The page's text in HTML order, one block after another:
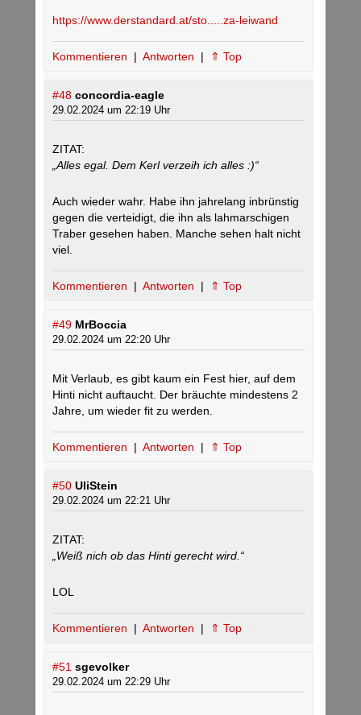
https://www.derstandard.at/sto.....za-leiwand
Kommentieren | Antworten | ⇑ Top
#48 concordia-eagle
29.02.2024 um 22:19 Uhr
ZITAT:
„Alles egal. Dem Kerl verzeih ich alles :)“
Auch wieder wahr. Habe ihn jahrelang inbrünstig
gegen die verteidigt, die ihn als lahmarschigen
Traber gesehen haben. Manche sehen halt nicht
viel.
Kommentieren | Antworten | ⇑ Top
#49 MrBoccia
29.02.2024 um 22:20 Uhr
Mit Verlaub, es gibt kaum ein Fest hier, auf dem
Hinti nicht auftaucht. Der bräuchte mindestens 2
Jahre, um wieder fit zu werden.
Kommentieren | Antworten | ⇑ Top
#50 UliStein
29.02.2024 um 22:21 Uhr
ZITAT:
„Weiß nich ob das Hinti gerecht wird.“
LOL
Kommentieren | Antworten | ⇑ Top
#51 sgevolker
29.02.2024 um 22:29 Uhr